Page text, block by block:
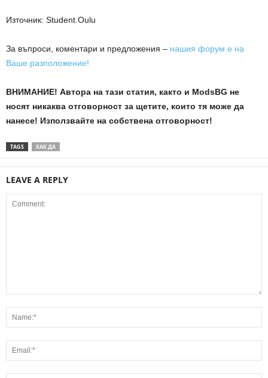
Източник: Student.Oulu
За въпроси, коментари и предложения – нашия форум е на
Ваше разположение!
ВНИМАНИЕ! Автора на тази статия, както и ModsBG не
носят никаква отговорност за щетите, които тя може да
нанесе! Използвайте на собствена отговорност!
TAGS КАК ДА
LEAVE A REPLY